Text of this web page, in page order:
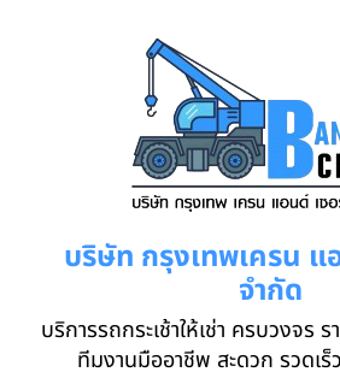
บริษัท กรุงเทพเครน แ
จำกัด
บริการรถกระเช้าให้เช่า ครบวงจร
ทีมงานมืออาชีพ สะดวก รวดเ